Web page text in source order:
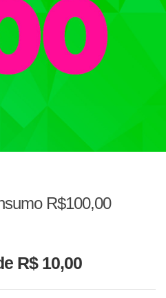
R$100,00
R$ 10,00